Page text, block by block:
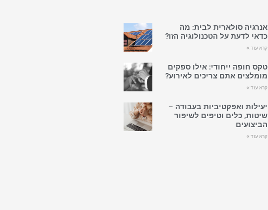
אנרגיה סולארית לבית: מה
כדאי לדעת על הטכנולוגיה הזו?
קרא עוד »
טקס חופה ייחודי: אילו ספקים
מומלצים אתם צריכים לאירוע?
קרא עוד »
יעילות ואפקטיביות בעבודה –
שיטות, כלים וטיפים לשיפור
הביצועים
קרא עוד »